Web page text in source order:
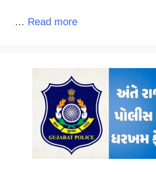
… Read more